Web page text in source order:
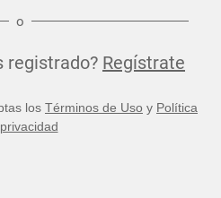
o
registrado? Regístrate
los Términos de Uso y Política